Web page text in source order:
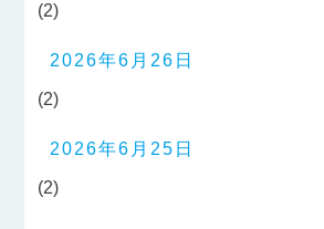
(2)
2026年6月26日
(2)
2026年6月25日
(2)